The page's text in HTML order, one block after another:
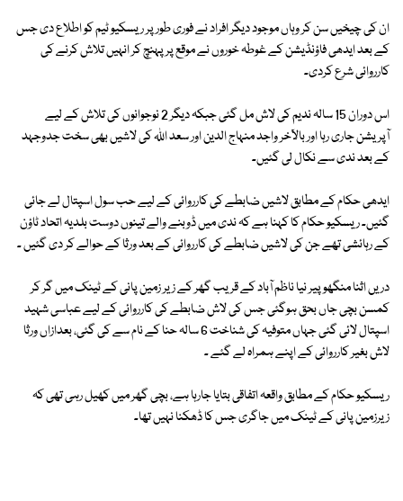
ان کی چیخیں سن کر وہاں موجود دیگر افراد نے فوری طور پر ریسکیو ٹیم کو اطلاع دی جس
کے بعد ایدھی فاؤنڈیشن کے غوطہ خوروں نے موقع پر پہنچ کر انہیں تلاش کرنے کی
کارروائی شرع کردی۔
اس دوران 15 سالہ ندیم کی لاش مل گئی جبکہ دیگر 2 نوجوانوں کی تلاش کے لیے
آپریشن جاری رہا اور بالآخر واجد منہاج الدین اور سعد اللہ کی لاشیں بھی سخت جدوجہد
کے بعد ندی سے نکال لی گئیں۔
ایدھی حکام کے مطابق لاشیں ضابطے کی کارروائی کے لیے حب سول اسپتال لے جائی
گئیں۔ ریسکیو حکام کا کہنا ہے کہ ندی میں ڈوبنے والے تینوں دوست بلدیہ اتحاد ٹاؤن
کے رہائشی تھے جن کی لاشیں ضابطے کی کارروائی کے بعد ورثا کے حوالے کر دی گئیں ۔
دریں اثنا منگھوپیر نیا ناظم آباد کے قریب گھر کے زیر زمین پانی کے ٹینک میں گر کر
کمسن بچی جاں بحق ہوگئی جس کی لاش ضابطے کی کارروائی کے لیے عباسی شہید
اسپتال لائی گئی جہاں متوفیہ کی شناخت 6 سالہ حنا کے نام سے کی گئی، بعدازاں ورثا
لاش بغیر کارروائی کے اپنے ہمراہ لے گئے ۔
ریسکیو حکام کے مطابق واقعہ اتفاقی بتایا جارہا ہے، بچی گھر میں کھیل رہی تھی کہ
زیرزمین پانی کے ٹینک میں جاگری جس کا ڈھکنا نہیں تھا۔